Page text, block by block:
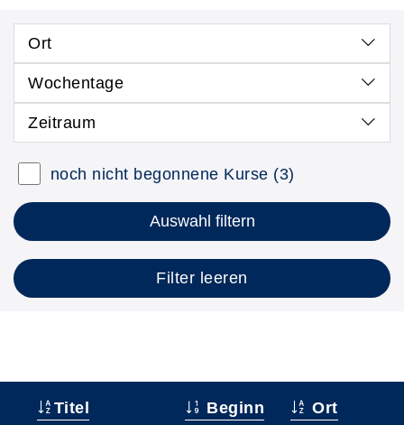
Ort
Wochentage
Zeitraum
noch nicht begonnene Kurse (3)
Auswahl filtern
Filter leeren
Titel Beginn Ort